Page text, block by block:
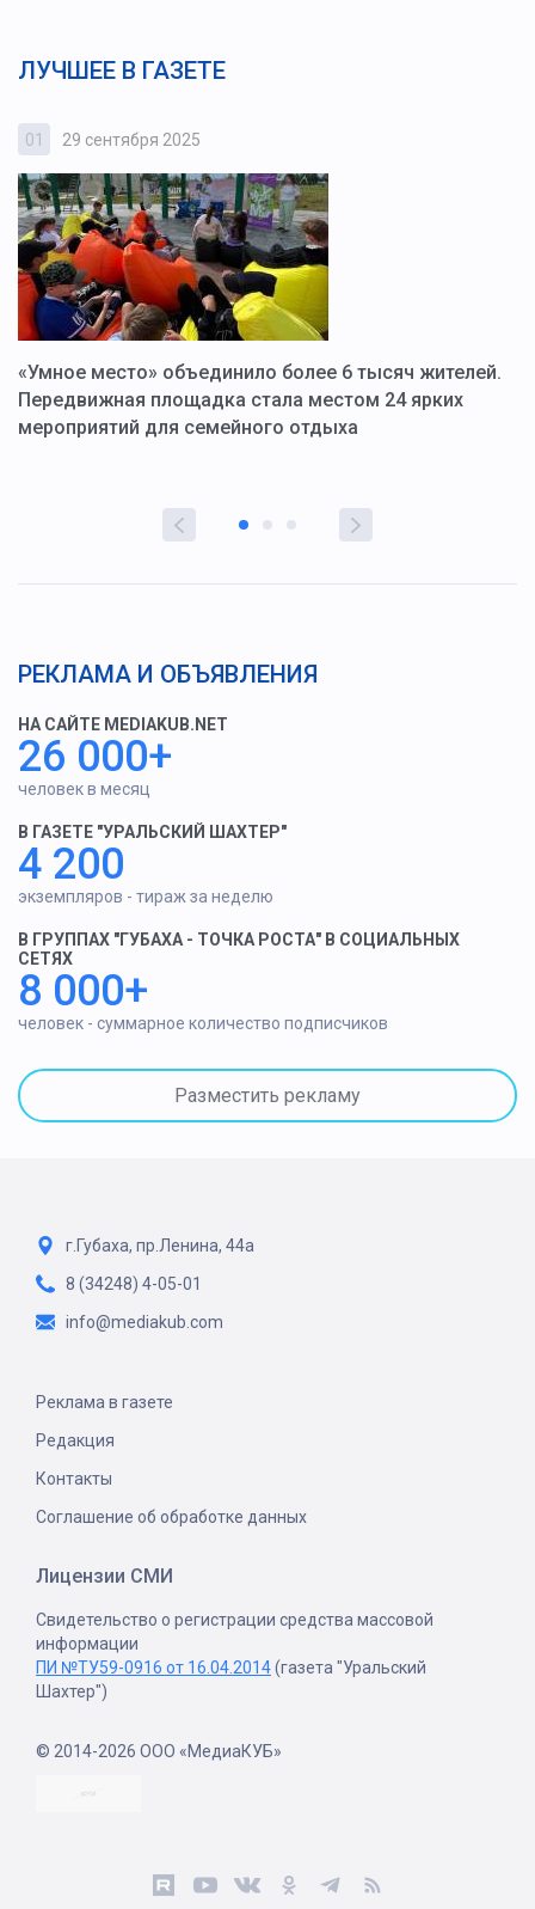
ЛУЧШЕЕ В ГАЗЕТЕ
01 29 сентября 2025
«Умное место» объединило более 6 тысяч жителей.
Передвижная площадка стала местом 24 ярких
мероприятий для семейного отдыха
РЕКЛАМА И ОБЪЯВЛЕНИЯ
НА САЙТЕ MEDIAKUB.NET
26 000+
человек в месяц
В ГАЗЕТЕ "УРАЛЬСКИЙ ШАХТЕР"
4 200
экземпляров - тираж за неделю
В ГРУППАХ "ГУБАХА - ТОЧКА РОСТА" В СОЦИАЛЬНЫХ
СЕТЯХ
8 000+
человек - суммарное количество подписчиков
Разместить рекламу
г.Губаха, пр.Ленина, 44а
8 (34248) 4-05-01
info@mediakub.com
Реклама в газете
Редакция
Контакты
Соглашение об обработке данных
Лицензии СМИ
Свидетельство о регистрации средства массовой
информации
ПИ №ТУ59-0916 от 16.04.2014(газета "Уральский
Шахтер")
© 2014-2026 ООО «МедиаКУБ»